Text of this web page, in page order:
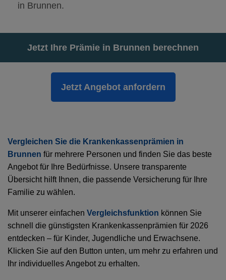
in Brunnen.
Jetzt Ihre Prämie in Brunnen berechnen
Jetzt Angebot anfordern
Vergleichen Sie die Krankenkassenprämien in
Brunnen für mehrere Personen und finden Sie das beste
Angebot für Ihre Bedürfnisse. Unsere transparente
Übersicht hilft Ihnen, die passende Versicherung für Ihre
Familie zu wählen.
Mit unserer einfachen Vergleichsfunktion können Sie
schnell die günstigsten Krankenkassenprämien für 2026
entdecken – für Kinder, Jugendliche und Erwachsene.
Klicken Sie auf den Button unten, um mehr zu erfahren und
Ihr individuelles Angebot zu erhalten.